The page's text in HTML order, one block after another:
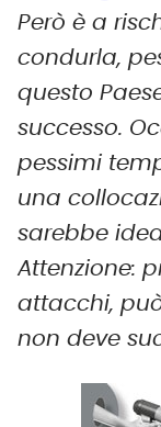
Però è a
condurla,
questo
successo.
pessimi
una
sarebbe
Attenzione:
attacchi,
non deve